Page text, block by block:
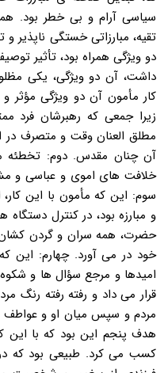
سیاسی آرام و بی خطر بود.
تقیه، مبارزاتی خستگی ناپذیر و
دو ویژگی همراه بود، تأثیر
داشت، آن دو ویژگی، یکی
کار مأمون آن دو ویژگی مؤثر و
زیرا جمعی که رهبرشان فرد
مطلق العنان وقت و متصرف
آن چنان مقدس. دوم: تخطئه
خلافت های اموی و عباسی و
سوم: این که مأمون با این
و مبارزه بود، در کنترل
حضرت، همه سران و گردن
خود در می آورد. چهارم: این
امیدها و مرجع سؤال ها و
قرار می داد و رفته رفته رنگ
مردم و سپس میان او و
هدف پنجم این بود که با این
کسب می کرد. طبیعی بود که